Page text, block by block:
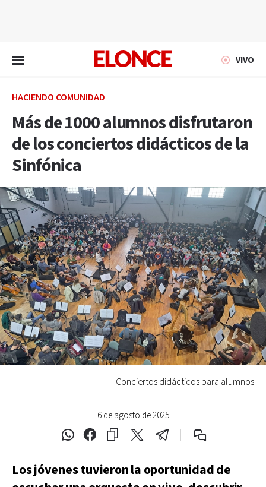
VIVO
HACIENDO COMUNIDAD
Más de 1000 alumnos disfrutaron
de los conciertos didácticos de la
Sinfónica
6 de agosto de 2025
Conciertos didácticos para alumnos
Los jóvenes tuvieron la oportunidad de